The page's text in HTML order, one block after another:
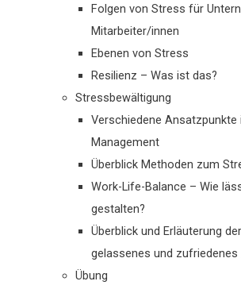
Folgen von Stress für
Mitarbeiter/innen
Ebenen von Stress
Resilienz – Was ist das?
Stressbewältigung
Verschiedene Ansatzpunkte
Management
Überblick Methoden zum
Work-Life-Balance – Wie
gestalten?
Überblick und Erläuterung
gelassenes und zufriedenes
Übung